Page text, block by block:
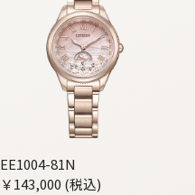
EE1004-81N
￥143,000 (税込)